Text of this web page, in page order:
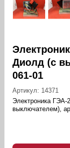
Диолд (с
061-01
Артикул: 14371
Электроника
выключателем),